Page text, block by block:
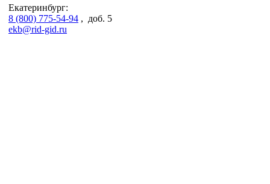
Екатеринбург:
8 (800) 775-54-94 , доб. 5
ekb@rid-gid.ru